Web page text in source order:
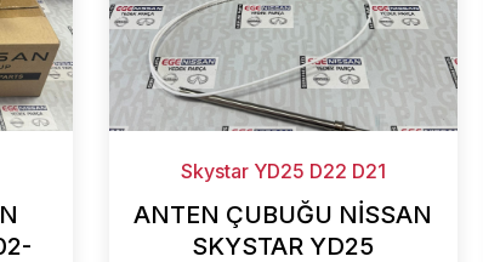
Skystar YD25 D22 D21
ANTEN ÇUBUĞU NİSSAN
SKYSTAR YD25